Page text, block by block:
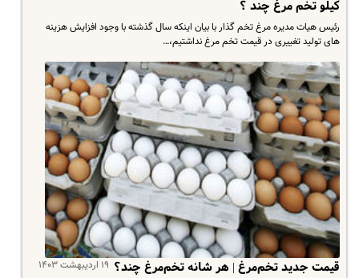
کیلو تخم‌ مرغ چند ؟
رئیس هیات مدیره مرغ تخم گذار با بیان اینکه سال گذشته با وجود افزایش هزینه
های تولید تغییری در قیمت تخم مرغ نداشتیم،…
۱۹ اردیبهشت ۱۴۰۳ قیمت جدید تخم‌مرغ | هر شانه تخم‌مرغ چند؟